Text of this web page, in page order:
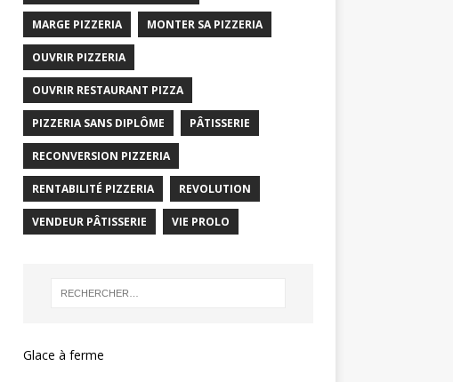
MARGE PIZZERIA MONTER SA PIZZERIA
OUVRIR PIZZERIA
OUVRIR RESTAURANT PIZZA
PIZZERIA SANS DIPLÔME PÂTISSERIE
RECONVERSION PIZZERIA
RENTABILITÉ PIZZERIA REVOLUTION
VENDEUR PÂTISSERIE VIE PROLO
Glace à ferme